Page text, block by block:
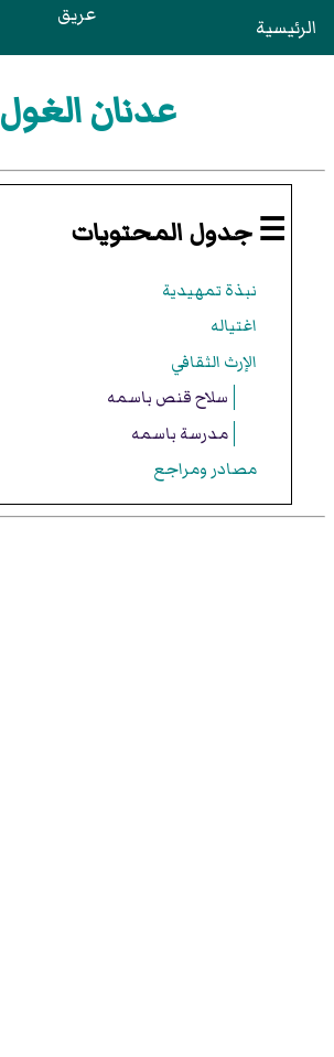
الرئيسية عريق
عدنان الغول
☰ جدول المحتويات
نبذة تمهيدية
اغتياله
الإرث الثقافي
سلاح قنص باسمه
مدرسة باسمه
مصادر ومراجع